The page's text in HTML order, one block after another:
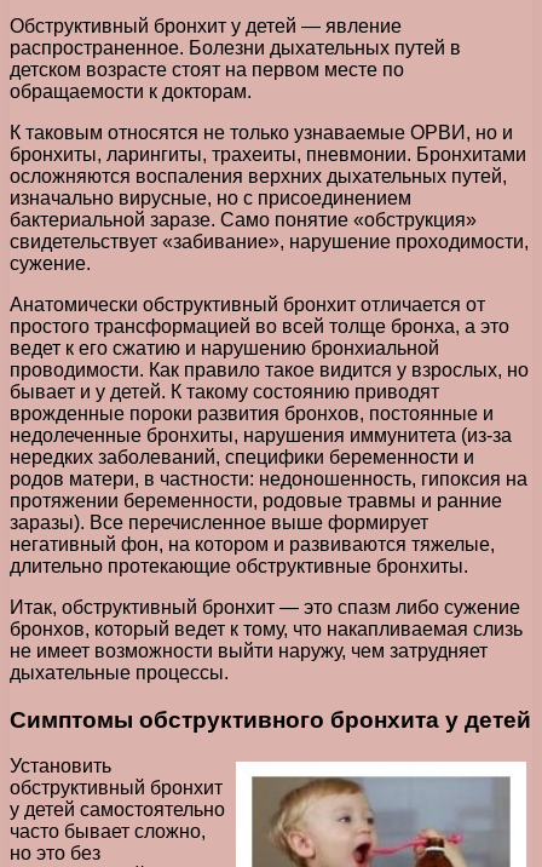
Обструктивный бронхит у детей — явление
распространенное. Болезни дыхательных путей в
детском возрасте стоят на первом месте по
обращаемости к докторам.
К таковым относятся не только узнаваемые ОРВИ, но и
бронхиты, ларингиты, трахеиты, пневмонии. Бронхитами
осложняются воспаления верхних дыхательных путей,
изначально вирусные, но с присоединением
бактериальной заразе. Само понятие «обструкция»
свидетельствует «забивание», нарушение проходимости,
сужение.
Анатомически обструктивный бронхит отличается от
простого трансформацией во всей толще бронха, а это
ведет к его сжатию и нарушению бронхиальной
проводимости. Как правило такое видится у взрослых, но
бывает и у детей. К такому состоянию приводят
врожденные пороки развития бронхов, постоянные и
недолеченные бронхиты, нарушения иммунитета (из-за
нередких заболеваний, специфики беременности и
родов матери, в частности: недоношенность, гипоксия на
протяжении беременности, родовые травмы и ранние
заразы). Все перечисленное выше формирует
негативный фон, на котором и развиваются тяжелые,
длительно протекающие обструктивные бронхиты.
Итак, обструктивный бронхит — это спазм либо сужение
бронхов, который ведет к тому, что накапливаемая слизь
не имеет возможности выйти наружу, чем затрудняет
дыхательные процессы.
Симптомы обструктивного бронхита у детей
Установить
обструктивный бронхит
у детей самостоятельно
часто бывает сложно,
но это без